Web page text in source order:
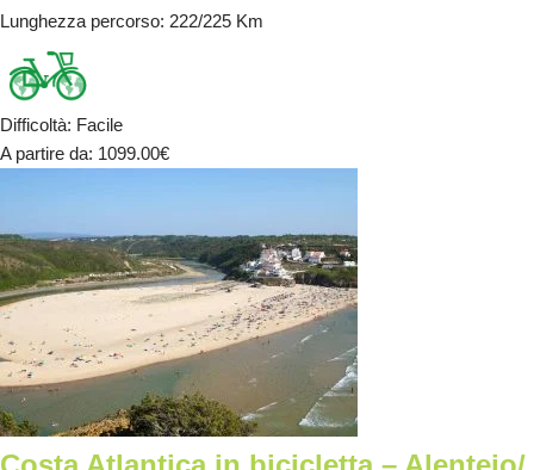
Lunghezza percorso: 222/225 Km
Difficoltà: Facile
A partire da: 1099.00€